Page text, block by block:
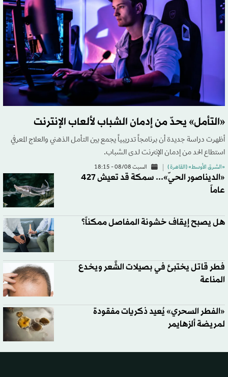
«التأمل» يحدّ من إدمان الشباب لألعاب الإنترنت
أظهرت دراسة جديدة أن برنامجاً تدريبياً يجمع بين التأمل الذهني والعلاج المعرفي
استطاع الحد من إدمان الإنترنت لدى الشباب.
«الشرق الأوسط» (القاهرة ) السبت 08/08 - 18:15
«الديناصور الحيّ»... سمكة قد تعيش 427
عاماً
هل يصبح إيقاف خشونة المفاصل ممكناً؟
فطر قاتل يختبئ في بصيلات الشَّعر ويخدع
المناعة
«الفطر السحري» يُعيد ذكريات مفقودة
لمريضة ألزهايمر